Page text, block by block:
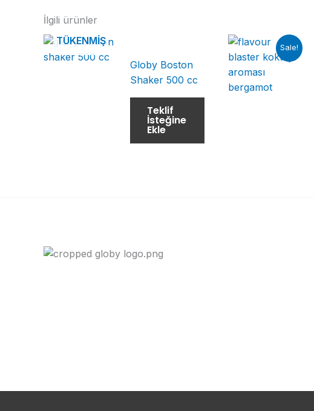
İlgili ürünler
TÜKENMIŞ
Globy Boston
Shaker 500 cc
Teklif
İsteğine
Ekle
Sale!